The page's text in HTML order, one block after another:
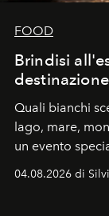
FOOD
Brindisi
destinazione
Quali bianchi
lago, mare,
un evento
04.08.2026 di